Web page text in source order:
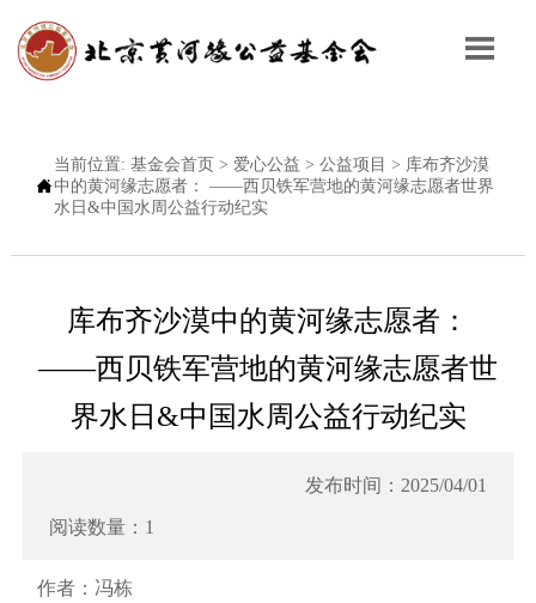


当前位置: 基金会首页 > 爱心公益 > 公益项目 > 库布齐沙漠
中的黄河缘志愿者： ——西贝铁军营地的黄河缘志愿者世界
水日&中国水周公益行动纪实
库布齐沙漠中的黄河缘志愿者：
——西贝铁军营地的黄河缘志愿者世
界水日&中国水周公益行动纪实
发布时间：2025/04/01
阅读数量：1
作者：冯栋